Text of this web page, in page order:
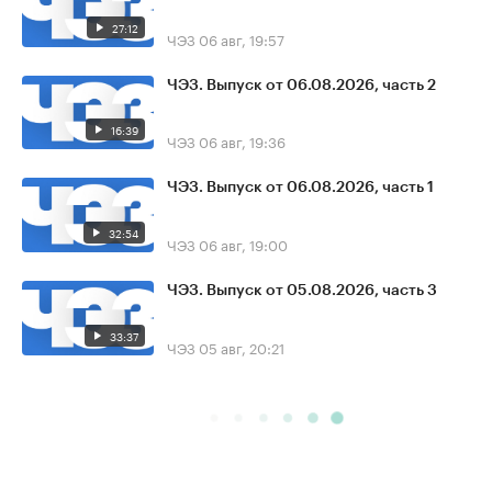
27:12 ЧЭЗ 06 авг, 19:57
16:39
ЧЭЗ. Выпуск от 06.08.2026, часть 2
ЧЭЗ 06 авг, 19:36
32:54
ЧЭЗ. Выпуск от 06.08.2026, часть 1
ЧЭЗ 06 авг, 19:00
33:37
ЧЭЗ. Выпуск от 05.08.2026, часть 3
ЧЭЗ 05 авг, 20:21